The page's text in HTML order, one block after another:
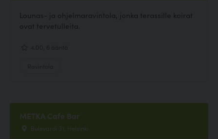
Lounas- ja ohjelmaravintola, jonka terassille koirat
ovat tervetulleita.
METKA Cafe Bar
Bulevardi 31, Helsinki